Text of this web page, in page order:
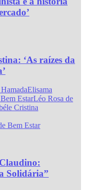
‘As raízes da
Elisama
EstarLéo Rosa de
Cristina
Bem Estar
Solidária”